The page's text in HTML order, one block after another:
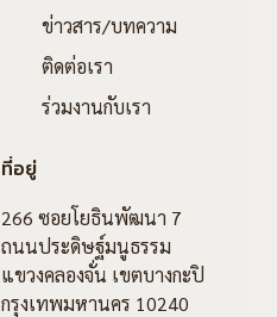
ข่าวสาร/บทความ
ติดต่อเรา
ร่วมงานกับเรา
ที่อยู่
266 ซอยโยธินพัฒนา 7
ถนนประดิษฐ์มนูธรรม
แขวงคลองจั่น เขตบางกะปิ
กรุงเทพมหานคร 10240